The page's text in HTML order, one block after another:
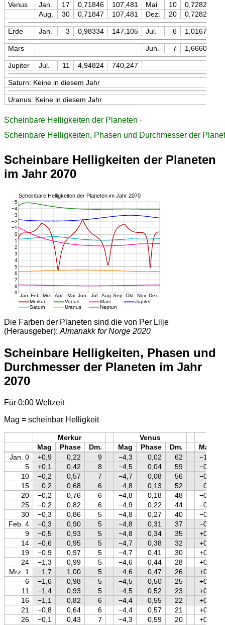
Venus Jan. 17 0,71846 107,481 Mai 10 0,72820
Aug.
30 0,71847 107,481 Dez. 20 0,72820
Erde Jan. 3 0,98334 147,105 Jul. 6 1,01671
Mars Jun. 7 1,66600
Jupiter Jul. 11 4,94824 740,247
Saturn: Keine in diesem Jahr
Uranus: Keine in diesem Jahr
Scheinbare Helligkeiten der Planeten ·
Scheinbare Helligkeiten, Phasen und Durchmesser der
Scheinbare Helligkeiten der Planeten
im Jahr 2070
Die Farben der Planeten sind die von Per Lilje
(Herausgeber): Almanakk for Norge 2020
Scheinbare Helligkeiten, Phasen und
Durchmesser der Planeten im Jahr
2070
Für 0:00 Weltzeit
Mag = scheinbar Helligkeit
Merkur Venus
Mag
Phase Dm. Mag Phase Dm. Mag
Jan. 0
+0,9 0,22 9 −4,3 0,02 62
−1,1
5
+0,1 0,42 8 −4,5 0,04 59
−0,9
10
−0,2 0,57 7 −4,7 0,08 56
−0,8
15
−0,2 0,68 6 −4,8 0,13 52
−0,6
20
−0,2 0,76 6 −4,8 0,18 48
−0,5
25
−0,2 0,82 6 −4,9 0,22 44
−0,3
30
−0,3 0,86 5 −4,8 0,27 40
−0,2
Feb. 4
−0,3 0,90 5 −4,8 0,31 37
−0,1
9
−0,5 0,93 5 −4,8 0,34 35
+0,1
14
−0,6 0,95 5 −4,7 0,38 32
+0,2
19
−0,9 0,97 5 −4,7 0,41 30
+0,3
24
−1,3 0,99 5 −4,6 0,44 28
+0,4
Mrz. 1
−1,7 1,00 5 −4,6 0,47 26
+0,5
6
−1,6 0,98 5 −4,5 0,50 25
+0,6
11
−1,4 0,93 5 −4,5 0,52 23
+0,7
16
−1,1 0,82 6 −4,4 0,55 22
+0,8
21
−0,8 0,64 6 −4,4 0,57 21
+0,9
26
−0,1 0,43 7 −4,3 0,59 20
+0,9